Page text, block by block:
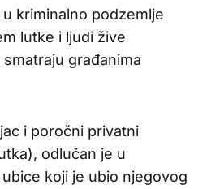
kriminalno podzemlje
lutke i ljudi žive
građanima
i poročni privatni
odlučan je u
koji je ubio njegovog